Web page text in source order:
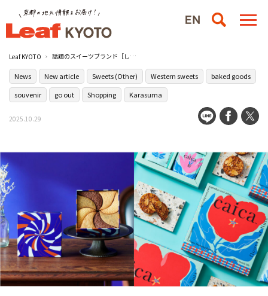
Leaf KYOTO 話題のスイーツブランド［しろいし洋菓子店］と［caica（カイカ）］が［大丸京都店］に期間限定で初登場！
News New article Sweets (Other) Western sweets
baked goods
souvenir
go out Shopping Karasuma
2025.10.29